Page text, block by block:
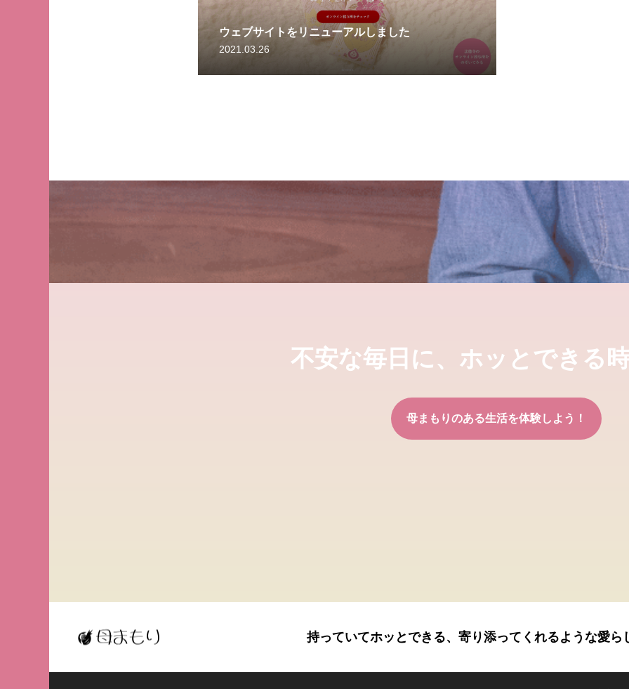
ウェブサイトをリニューアルしました
2021.03.26
不安な毎日に、ホッとできる
母まもりのある生活を体験しよう！
持っていてホッとできる、寄り添ってくれるような愛ら